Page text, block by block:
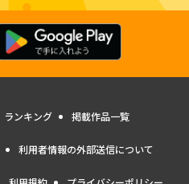
ランキング 掲載作品一覧
利用者情報の外部送信について